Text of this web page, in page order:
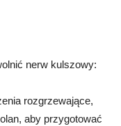
nerw kulszowy:
rozgrzewające,
aby przygotować